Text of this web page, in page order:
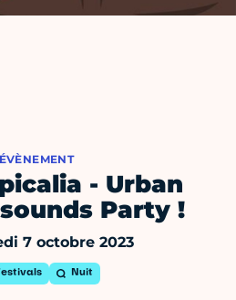
ÉVÈNEMENT
- Urban
Party !
7 octobre 2023
Nuit